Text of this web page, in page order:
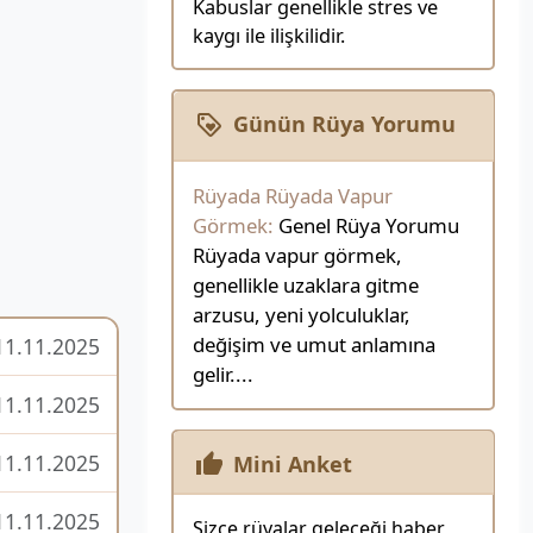
Kabuslar genellikle stres ve
kaygı ile ilişkilidir.
Günün Rüya Yorumu
Rüyada Rüyada Vapur
Görmek: Genel Rüya Yorumu
Rüyada vapur görmek,
genellikle uzaklara gitme
arzusu, yeni yolculuklar,
değişim ve umut anlamına
gelir....
Mini Anket